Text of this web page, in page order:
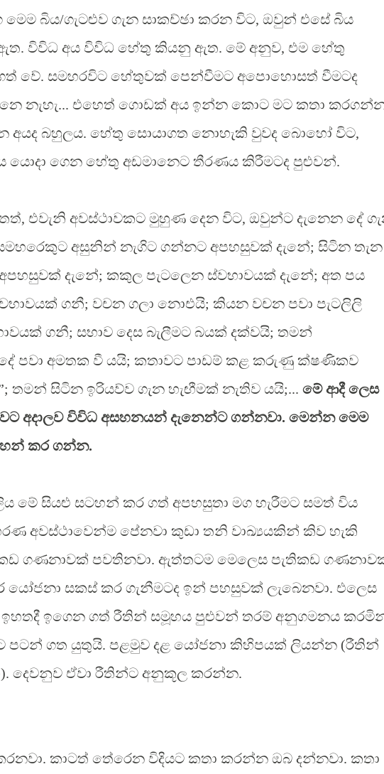
බිය/ගැටළුව ගැන සාකච්ඡා කරන විට, ‍ඔවුන් එසේ බිය
විවිධ අය විවිධ හේතු කියනු ඇත. ‍මේ අනුව, එම හේතු
වේ. සමහරවිට හේතුවක් පෙන්වීමට අපොහොසත් වීමටද
නැහැ... එහෙත් ගොඩක් අය ඉන්න කොට මට කතා
අයද බහුලය. හේතු සොයාගත නොහැකි වුවද බොහෝ විට,
යොදා ගෙන හේතු අඩමානෙට තීරණය කිරීමටද පුළුවන්.
එවැනි අවස්ථාවකට මුහුණ දෙන විට, ඔවුන්ට දැනෙන දේ
අසුනින් නැගිට ගන්නට අපහසුවක් දැනේ; සිටින තැන
දැනේ; කකුල පැටලෙන ස්වභාවයක් දැනේ; අත පය
ගනී; වචන ගලා නොඑයි; කියන වචන පවා පැටලිලි
ගනී; සභාව දෙස බැලීමට බයක් දක්වයි; තමන්
දේ පවා අමතක වී යයි; කතාවට පාඩම් කළ කරුණු ක්ෂණිකව
තමන් සිටින ඉරියව්ව ගැන හැඟීමක් නැතිව යයි;... මේ ආදී ලෙස
අදාලව විවිධ අසහනයන් දැනෙන්ට ගන්නවා. මෙන්න මෙම
කර ගන්න.
මේ සියළු සටහන් කර ගත් අපහසුතා මග හැරීමට සමත් විය
අවස්ථාවෙන්ම පේනවා කුඩා තනි වාඛ්‍යයකින් කිව හැකි
ගණනාවක් පවතිනවා. ඇත්තටම මෙලෙස පැතිකඩ
යෝජනා සකස් කර ගැනීමටද ඉන් පහසුවක් ලැබෙනවා. එලෙස
ඉහතදී ඉගෙන ගත් රීතින් සමූහය පුළුවන් තරම් අනුගමනය
පටන් ගත යුතුයි. පළමුව දළ යෝජනා කිහිපයක් ලියන්න (රීතින්
දෙවනුව ඒවා රීතින්ට අනුකූල කරන්න.
කාටත් තේරෙන විදියට කතා කරන්න ඔබ දන්නවා. කතා